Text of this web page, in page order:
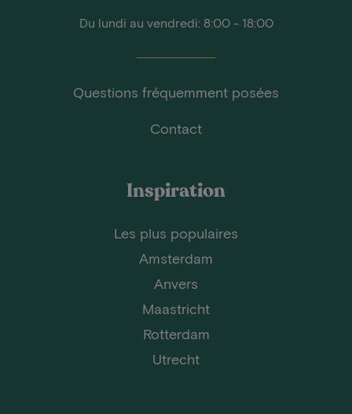
Du lundi au vendredi: 8:00 - 18:00
Questions fréquemment posées
Contact
Inspiration
Les plus populaires
Amsterdam
Anvers
Maastricht
Rotterdam
Utrecht